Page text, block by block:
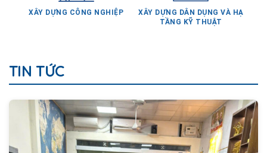
XÂY DỰNG CÔNG NGHIỆP
XÂY DỰNG DÂN DỤNG VÀ HẠ
TẦNG KỸ THUẬT
TIN TỨC